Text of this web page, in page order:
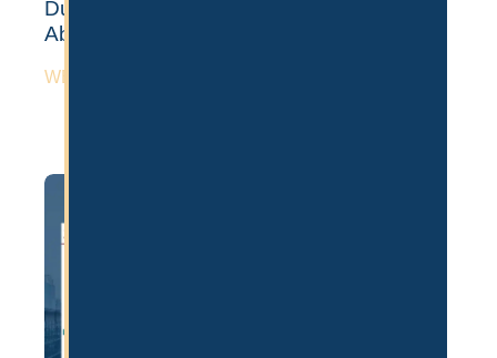
Dubai Auswandern: Voraussetzungen,
Ablauf & Kosten [Guide]
WEITERLESEN »